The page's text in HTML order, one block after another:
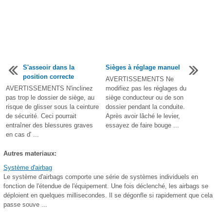
S'asseoir dans la
position correcte
AVERTISSEMENTS N'inclinez
pas trop le dossier de siège, au
risque de glisser sous la ceinture
de sécurité. Ceci pourrait
entraîner des blessures graves
en cas d' ...
Sièges à réglage manuel
AVERTISSEMENTS Ne
modifiez pas les réglages du
siège conducteur ou de son
dossier pendant la conduite.
Après avoir lâché le levier,
essayez de faire bouge ...
Autres materiaux:
Système d'airbag
Le système d'airbags comporte une série de systèmes individuels en
fonction de l'étendue de l'équipement. Une fois déclenché, les airbags se
déploient en quelques millisecondes. Il se dégonfle si rapidement que cela
passe souve ...